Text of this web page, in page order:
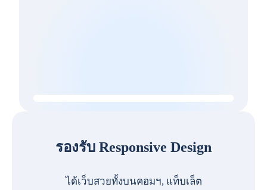
รองรับ Responsive Design
ได้เว็บสวยทั้งบนคอมฯ, แท็บเล็ต